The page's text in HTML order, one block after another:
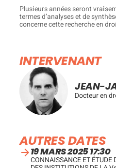
Plusieurs années seront
termes d’analyses et de
concerne cette recherche en
INTERVENANT
JEAN-
Docteur en
AUTRES DATES
19 MARS 2025 17:30
CONNAISSANCE ET ÉTUDE